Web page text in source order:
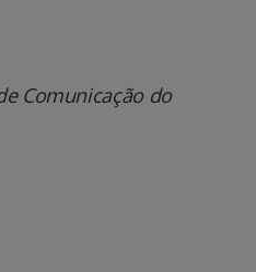
Comunicação do